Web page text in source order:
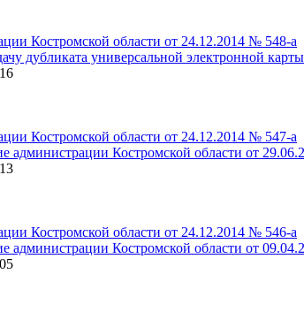
Костромской области от 24.12.2014 № 548-а
дубликата универсальной электронной
Костромской области от 24.12.2014 № 547-а
администрации Костромской области от
Костромской области от 24.12.2014 № 546-а
администрации Костромской области от